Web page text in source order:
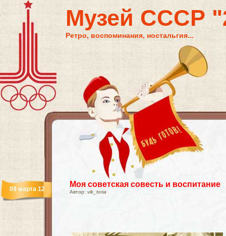
Музей СССР
Ретро, воспоминания, ностальгия...
Моя советская совесть и воспитание
Автор: vik_toria
09 марта 12